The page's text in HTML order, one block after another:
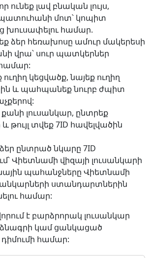
ունեք լավ բնական լույս,
մոտ՝ կոպիտ
խուսափելու համար.
ձեր հեռախոսը ամուր մակերեսի
վրա՝ սուր պատկերներ
կեցվածք, նայեք ուղիղ
և պահպանեք նուրբ ժպիտ
քանի լուսանկար, ընտրեք
և թույլ տվեք 7ID հավելվածին
ընտրած նկարը 7ID
Վիետնամի վիզայի լուսանկարի
պահանջները Վիետնամի
ստանդարտներին
համար:
է բարձրորակ լուսանկար
կամ ցանկացած
համար: